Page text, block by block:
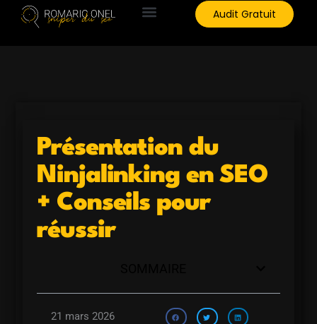
Audit Gratuit
Présentation du
Ninjalinking en SEO
+ Conseils pour
réussir
21 mars 2026